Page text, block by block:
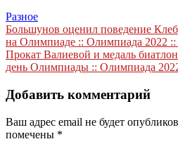
Разное
Навигация
по
записям
Большунов оценил поведение
на Олимпиаде :: Олимпиада 2022
Прокат Валиевой и медаль
день Олимпиады :: Олимпиада
Добавить комментарий
Ваш адрес email не будет
помечены *